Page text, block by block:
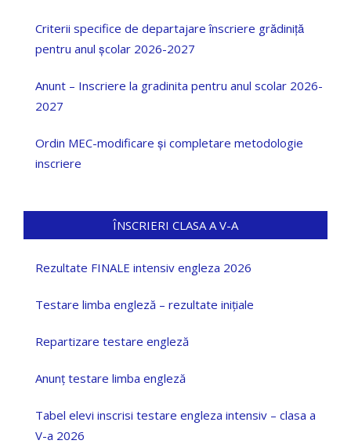
Criterii specifice de departajare înscriere grădiniță
pentru anul școlar 2026-2027
Anunt – Inscriere la gradinita pentru anul scolar 2026-
2027
Ordin MEC-modificare și completare metodologie
inscriere
ÎNSCRIERI CLASA A V-A
Rezultate FINALE intensiv engleza 2026
Testare limba engleză – rezultate inițiale
Repartizare testare engleză
Anunț testare limba engleză
Tabel elevi inscrisi testare engleza intensiv – clasa a
V-a 2026